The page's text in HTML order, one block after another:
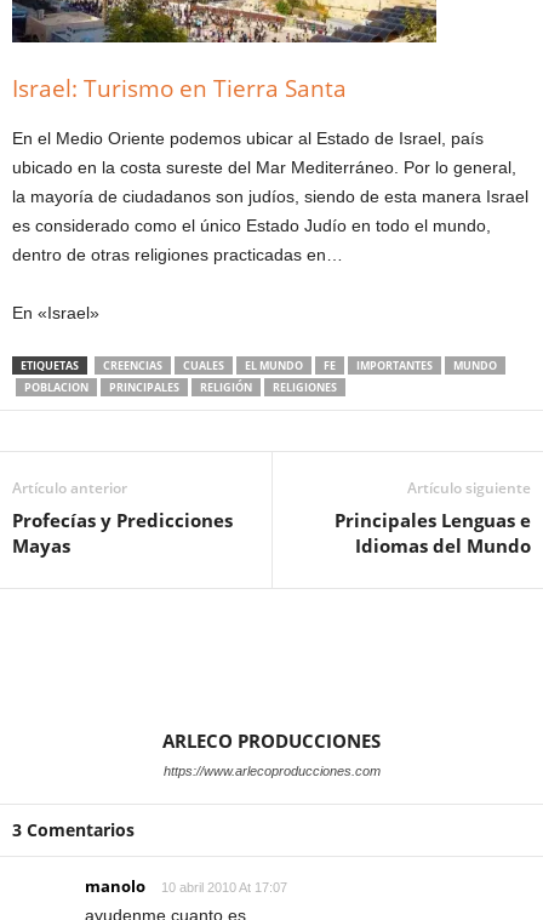
Israel: Turismo en Tierra Santa
En el Medio Oriente podemos ubicar al Estado de Israel, país
ubicado en la costa sureste del Mar Mediterráneo. Por lo general,
la mayoría de ciudadanos son judíos, siendo de esta manera Israel
es considerado como el único Estado Judío en todo el mundo,
dentro de otras religiones practicadas en…
En «Israel»
ETIQUETAS CREENCIAS CUALES EL MUNDO FE IMPORTANTES
MUNDO
POBLACION
PRINCIPALES RELIGIÓN RELIGIONES
Artículo anterior
Profecías y Predicciones
Mayas
Artículo siguiente
Principales Lenguas e
Idiomas del Mundo
ARLECO PRODUCCIONES
https://www.arlecoproducciones.com
3 Comentarios
manolo 10 abril 2010 At 17:07
ayudenme cuanto es